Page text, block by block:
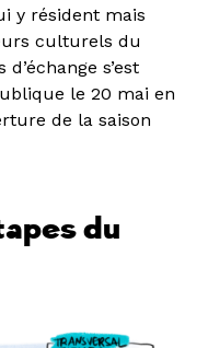
y résident mais
culturels du
s’est
le 20 mai en
de la saison
du